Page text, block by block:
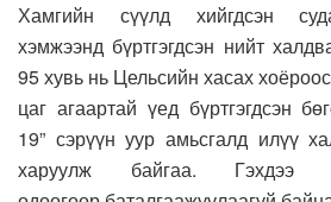
Хамгийн сүүлд хийгдсэн
хэмжээнд бүртгэгдсэн нийт
95 хувь нь Цельсийн хасах
цаг агаартай үед бүртгэгдсэн
19” сэрүүн уур амьсгалд илүү
харуулж байгаа. Гэхдээ